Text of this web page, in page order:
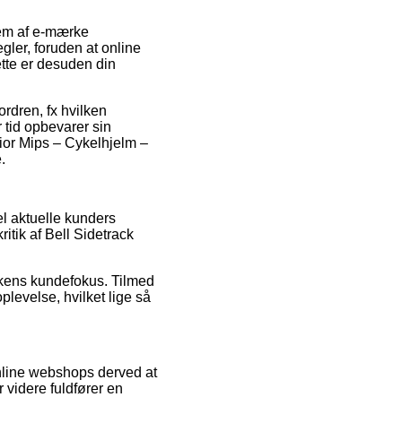
af e-mærke
foruden at online
er desuden din
fx hvilken
tid opbevarer sin
Mips – Cykelhjelm –
aktuelle kunders
af Bell Sidetrack
kundefokus. Tilmed
hvilket lige så
webshops derved at
videre fuldfører en